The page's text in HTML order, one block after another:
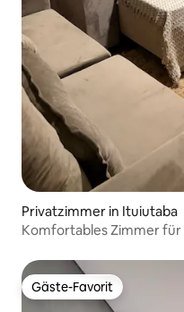
Privatzimmer in Ituiutaba
Komfortables Zimmer für
Gäste-Favorit
Gäste-Favorit